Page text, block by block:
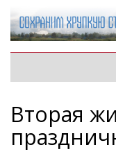
Вторая